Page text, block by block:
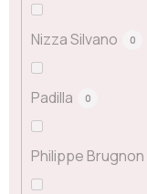
Nizza Silvano 0
Padilla 0
Philippe Brugnon